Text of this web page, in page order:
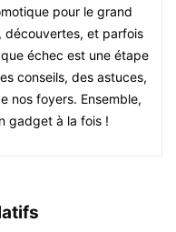
pour le grand
découvertes, et parfois
échec est une étape
conseils, des astuces,
nos foyers. Ensemble,
gadget à la fois !